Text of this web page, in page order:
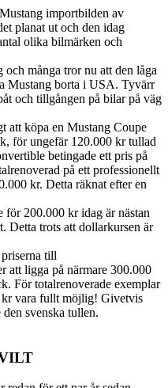
importbilden av
planat ut och den idag
olika bilmärken och
många tror nu att den låga
Mustang borta i USA. Tyvärr
och tillgången på bilar på väg
att köpa en Mustang Coupe
för ungefär 120.000 kr tullad
betingade ett pris på
på ett professionellt
kr. Detta räknat efter en
200.000 kr idag är nästan
Detta trots att dollarkursen är
till
att ligga på närmare 300.000
För totalrenoverade exemplar
vara fullt möjlig! Givetvis
svenska tullen.